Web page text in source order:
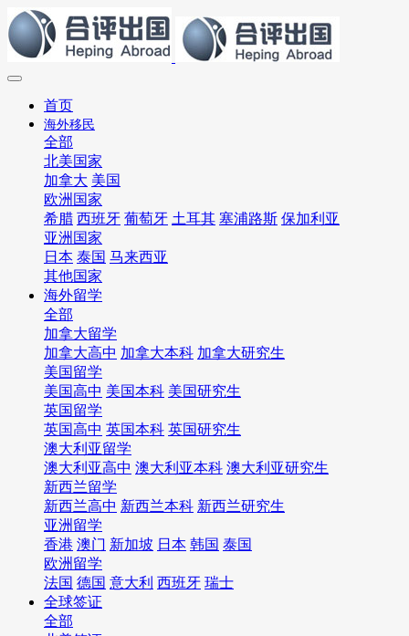
首页
海外移民
全部
北美国家
加拿大 美国
欧洲国家
希腊 西班牙 葡萄牙 土耳其 塞浦路斯 保加利亚
亚洲国家
日本 泰国 马来西亚
其他国家
海外留学
全部
加拿大留学
加拿大高中 加拿大本科 加拿大研究生
美国留学
美国高中 美国本科 美国研究生
英国留学
英国高中 英国本科 英国研究生
澳大利亚留学
澳大利亚高中 澳大利亚本科 澳大利亚研究生
新西兰留学
新西兰高中 新西兰本科 新西兰研究生
亚洲留学
香港 澳门 新加坡 日本 韩国 泰国
欧洲留学
法国 德国 意大利 西班牙 瑞士
全球签证
全部